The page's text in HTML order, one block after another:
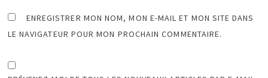
ENREGISTRER MON NOM, MON E-MAIL ET MON SITE DANS
LE NAVIGATEUR POUR MON PROCHAIN COMMENTAIRE.